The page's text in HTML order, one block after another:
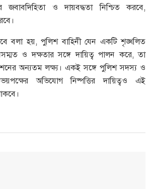
জবাবদিহিতা ও দায়বদ্ধতা নিশ্চিত করবে,
বলা হয়, পুলিশ বাহিনী যেন একটি শৃঙ্খলিত
ও দক্ষতার সঙ্গে দায়িত্ব পালন করে, তা
অন্যতম লক্ষ্য। একই সঙ্গে পুলিশ সদস্য ও
অভিযোগ নিষ্পত্তির দায়িত্বও এই